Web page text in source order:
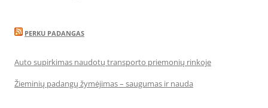
PERKU PADANGAS
Auto supirkimas naudotų transporto priemonių rinkoje
Žieminių padangų žymėjimas – saugumas ir nauda